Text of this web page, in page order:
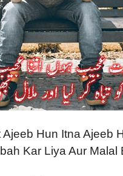
Hun Itna Ajeeb
Kar Liya Aur Malal